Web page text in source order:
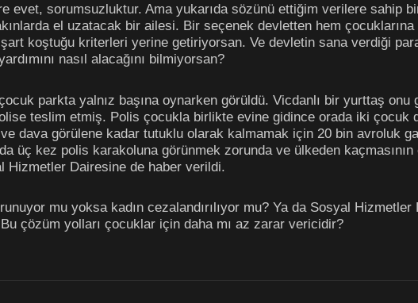
sorumsuzluktur. Ama yukarıda sözünü ettiğim verilere sahip
el uzatacak bir ailesi. Bir seçenek devletten hem
koştuğu kriterleri yerine getiriyorsan. Ve devletin sana verdiği
nasıl alacağını bilmiyorsan?
parkta yalnız başına oynarken görüldü. Vicdanlı bir yurttaş onu
teslim etmiş. Polis çocukla birlikte evine gidince orada iki çocuk
ve dava görülene kadar tutuklu olarak kalmamak için 20 bin avroluk
üç kez polis karakoluna görünmek zorunda ve ülkeden
Hizmetler Dairesine de haber verildi.
mu yoksa kadın cezalandırılıyor mu? Ya da Sosyal Hizmetler
çözüm yolları çocuklar için daha mı az zarar vericidir?